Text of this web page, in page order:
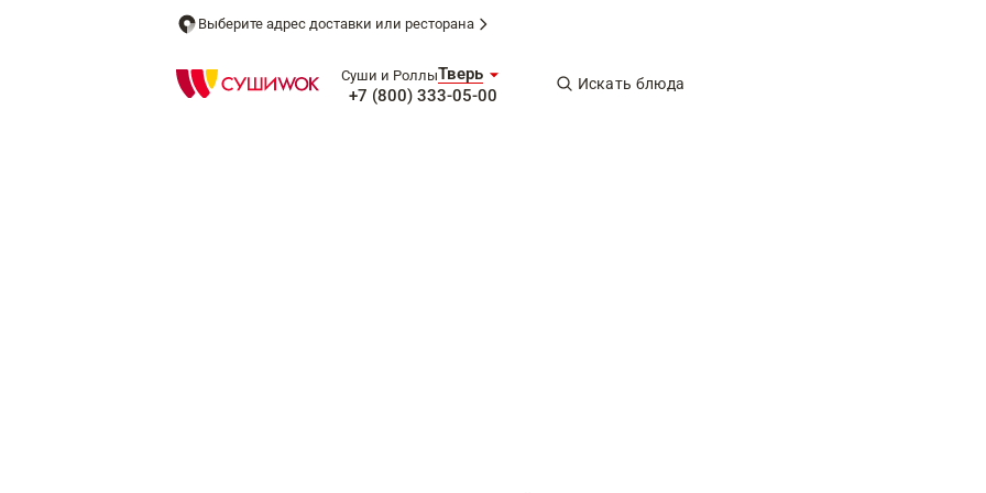
Выберите адрес доставки или ресторана
Суши и РоллыТверь
+7 (800) 333-05-00
Искать блюда